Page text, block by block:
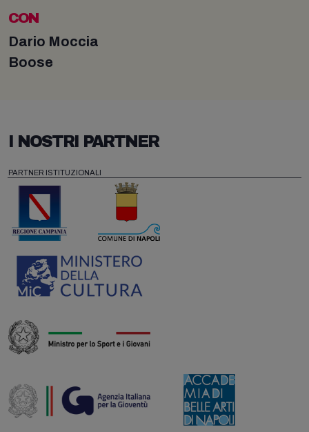
CON
Dario Moccia
Boose
I NOSTRI PARTNER
PARTNER ISTITUZIONALI